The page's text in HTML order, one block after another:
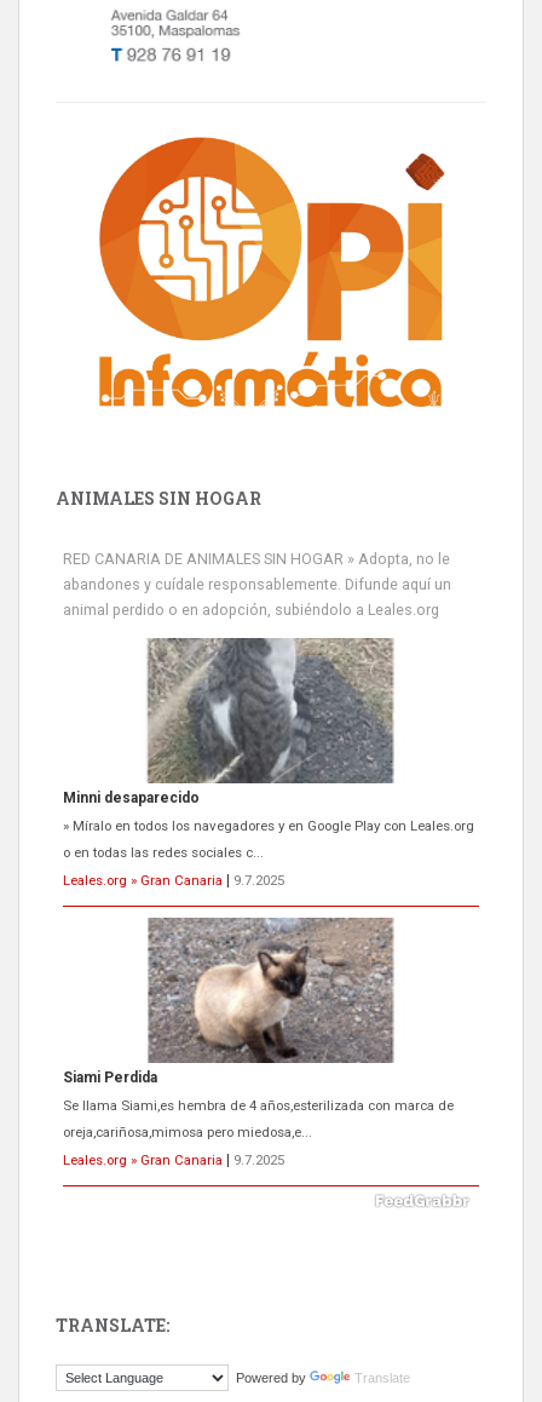
ANIMALES SIN HOGAR
RED CANARIA DE ANIMALES SIN HOGAR » Adopta, no le
abandones y cuídale responsablemente. Difunde aquí un
animal perdido o en adopción, subiéndolo a Leales.org
Siami Perdida
Se llama Siami,es hembra de 4 años,esterilizada con marca de
oreja,cariñosa,mimosa pero miedosa,e...
Leales.org » Gran Canaria | 9.7.2025
ADOPCIÓN URGENTE GATA TEROR GRAN CANARIA
El ayuntamiento se va a llevar a Los Gatos callejeros de la zona los
próximos días, ella incluida...
Leales.org » Gran Canaria | 9.7.2025
Este gato macho ha aparecido en la calle hace menos de un mes,
TRANSLATE:
Powered by Translate